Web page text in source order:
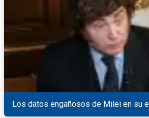
Los datos engañosos de Milei en su